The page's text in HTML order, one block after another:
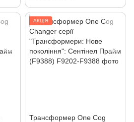
АКЦІЯ
Трансформер One Cog